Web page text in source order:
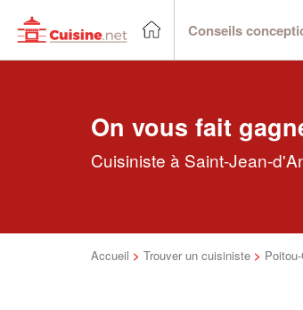
Conseils
On vous fait
Cuisiniste à Saint-Jean-
Accueil > Trouver un cuisiniste >